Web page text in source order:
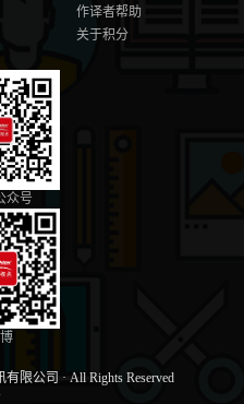
作译者帮助
关于积分
众号
有限公司 · All Rights Reserved